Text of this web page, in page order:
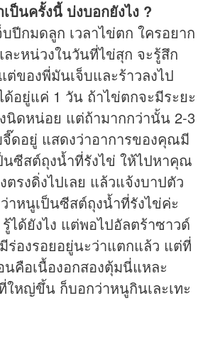
ป็นครั้งนี้ บ่งบอกยังไง ?
บปีกมดลูก เวลาไข่ตก ใครอยาก
ะหน่วงในวันที่ไข่สุก จะรู้สึก
ของพี่มันเจ็บและร้าวลงไป
ด้อยู่แค่ 1 วัน ถ้าไข่ตกจะมีระยะ
นิดหน่อย แต่ถ้ามากกว่านั้น 2-3
จี๊ดอยู่ แสดงว่าอาการของคุณมี
นซีสต์ถุงน้ำที่รังไข่ ให้ไปหาคุณ
รงดิ่งไปเลย แล้วแจ้งบาปตัว
าหนูเป็นซีสต์ถุงน้ำที่รังไข่ค่ะ
ได้ยังไง แต่พอไปอัลตร้าซาวด์
องรอยอยู่นะว่าแตกแล้ว แต่ที่
คือเนื้องอกสองตุ้มนี่แหละ
หญ่ขึ้น ก็บอกว่าหนูกินเละเทะ